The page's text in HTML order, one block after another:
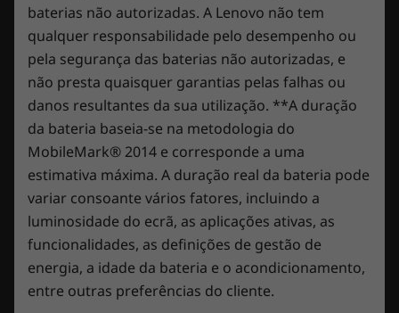
O chassis em alumínio e magnésio nos
esquemas de cores Storm Grey e Cloud Grey
confere uma aparência e sensação elegantes e
finas. O Legion 5 (7.ª geração) é 15% mais fino
do que a geração anterior, com um potente
desempenho num formato portátil. A
articulação antipancadas e a ranhura das
portas de E/S evitam que os conectores se
prendam ou quebrem. Com um logótipo
minimizado, rebordo e um discreto interruptor
e-Shutter de câmara Web associado à câmara
Web de 1080p, há algo para cada pessoa.
Retroiluminado a branco
100% Anti-ghosting
Opcional: Retroiluminação RGB de 4 zonas
Capas de tecla intermutáveis
Transformador CA
Transformador compacto de 230 W
Transformador compacto de 300 W
Software pré-carregado
Lenovo Antivirus
Lenovo Nerve Center
Lenovo PC Manager
Lenovo Vantage
baterias não autorizadas. A Lenovo não tem
qualquer responsabilidade pelo desempenho ou
pela segurança das baterias não autorizadas, e
não presta quaisquer garantias pelas falhas ou
danos resultantes da sua utilização. **A duração
da bateria baseia-se na metodologia do
MobileMark® 2014 e corresponde a uma
estimativa máxima. A duração real da bateria pode
variar consoante vários fatores, incluindo a
luminosidade do ecrã, as aplicações ativas, as
funcionalidades, as definições de gestão de
energia, a idade da bateria e o acondicionamento,
entre outras preferências do cliente.